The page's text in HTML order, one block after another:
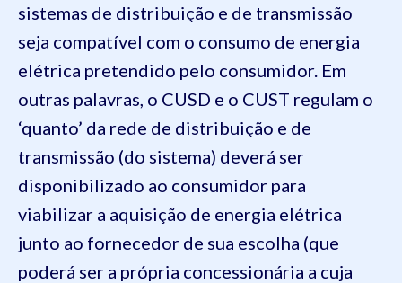
sistemas de distribuição e de transmissão
seja compatível com o consumo de energia
elétrica pretendido pelo consumidor. Em
outras palavras, o CUSD e o CUST regulam o
‘quanto’ da rede de distribuição e de
transmissão (do sistema) deverá ser
disponibilizado ao consumidor para
viabilizar a aquisição de energia elétrica
junto ao fornecedor de sua escolha (que
poderá ser a própria concessionária a cuja